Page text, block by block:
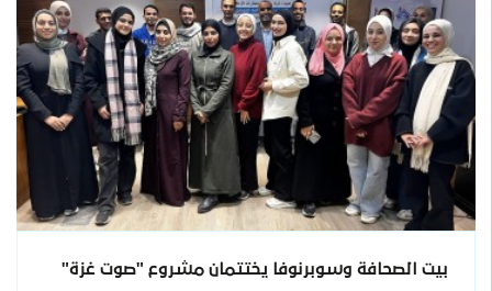
بيت الصحافة وسوبرنوفا يختتمان مشروع "صوت غزة"